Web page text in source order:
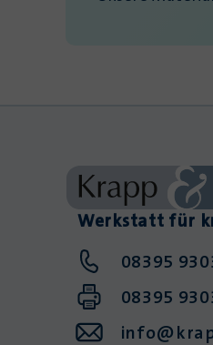
Werkstatt für
08395
08395